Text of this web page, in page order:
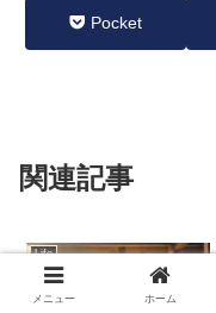
Pocket
関連記事
Life
メニュー ホーム